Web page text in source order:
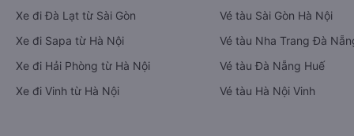
Xe đi Đà Lạt từ Sài Gòn
Xe đi Sapa từ Hà Nội
Xe đi Hải Phòng từ Hà Nội
Xe đi Vinh từ Hà Nội
Vé tàu Sài Gòn Hà Nội
Vé tàu Nha Trang Đà
Vé tàu Đà Nẵng Huế
Vé tàu Hà Nội Vinh